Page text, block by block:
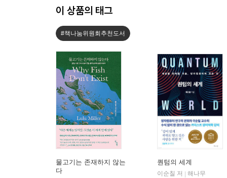
이 상품의 태그
#책나눔위원회추천도서
물고기는 존재하지 않는
다
퀀텀의 세계
이순칠 저
해나무